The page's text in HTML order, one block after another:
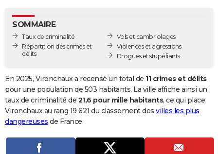
GUIDES D'ACHAT
BONS PLANS
Carte de Noël
Carte Bonne année
Carte Saint-Valentin
Carte Pâques
Carte d'anniversaire
DICTIONNAIRE
Dictionnaire
Biographies
Citations
Expressions
Proverbes
PROGRAMME TV
Se connecter
Entreprises
Service militaire
Avis de recherche
AVIS DE DÉCÈS
SOMMAIRE
Taux de criminalité
Répartition des crimes et
délits
Vols et cambriolages
Violences et agressions
Drogues et stupéfiants
En 2025, Vironchaux a recensé un total de 11 crimes et délits
pour une population de 503 habitants. La ville affiche ainsi un
taux de criminalité de 21,6 pour mille habitants, ce qui place
Vironchaux au rang 19 621 du classement des villes les plus
dangereuses de France.